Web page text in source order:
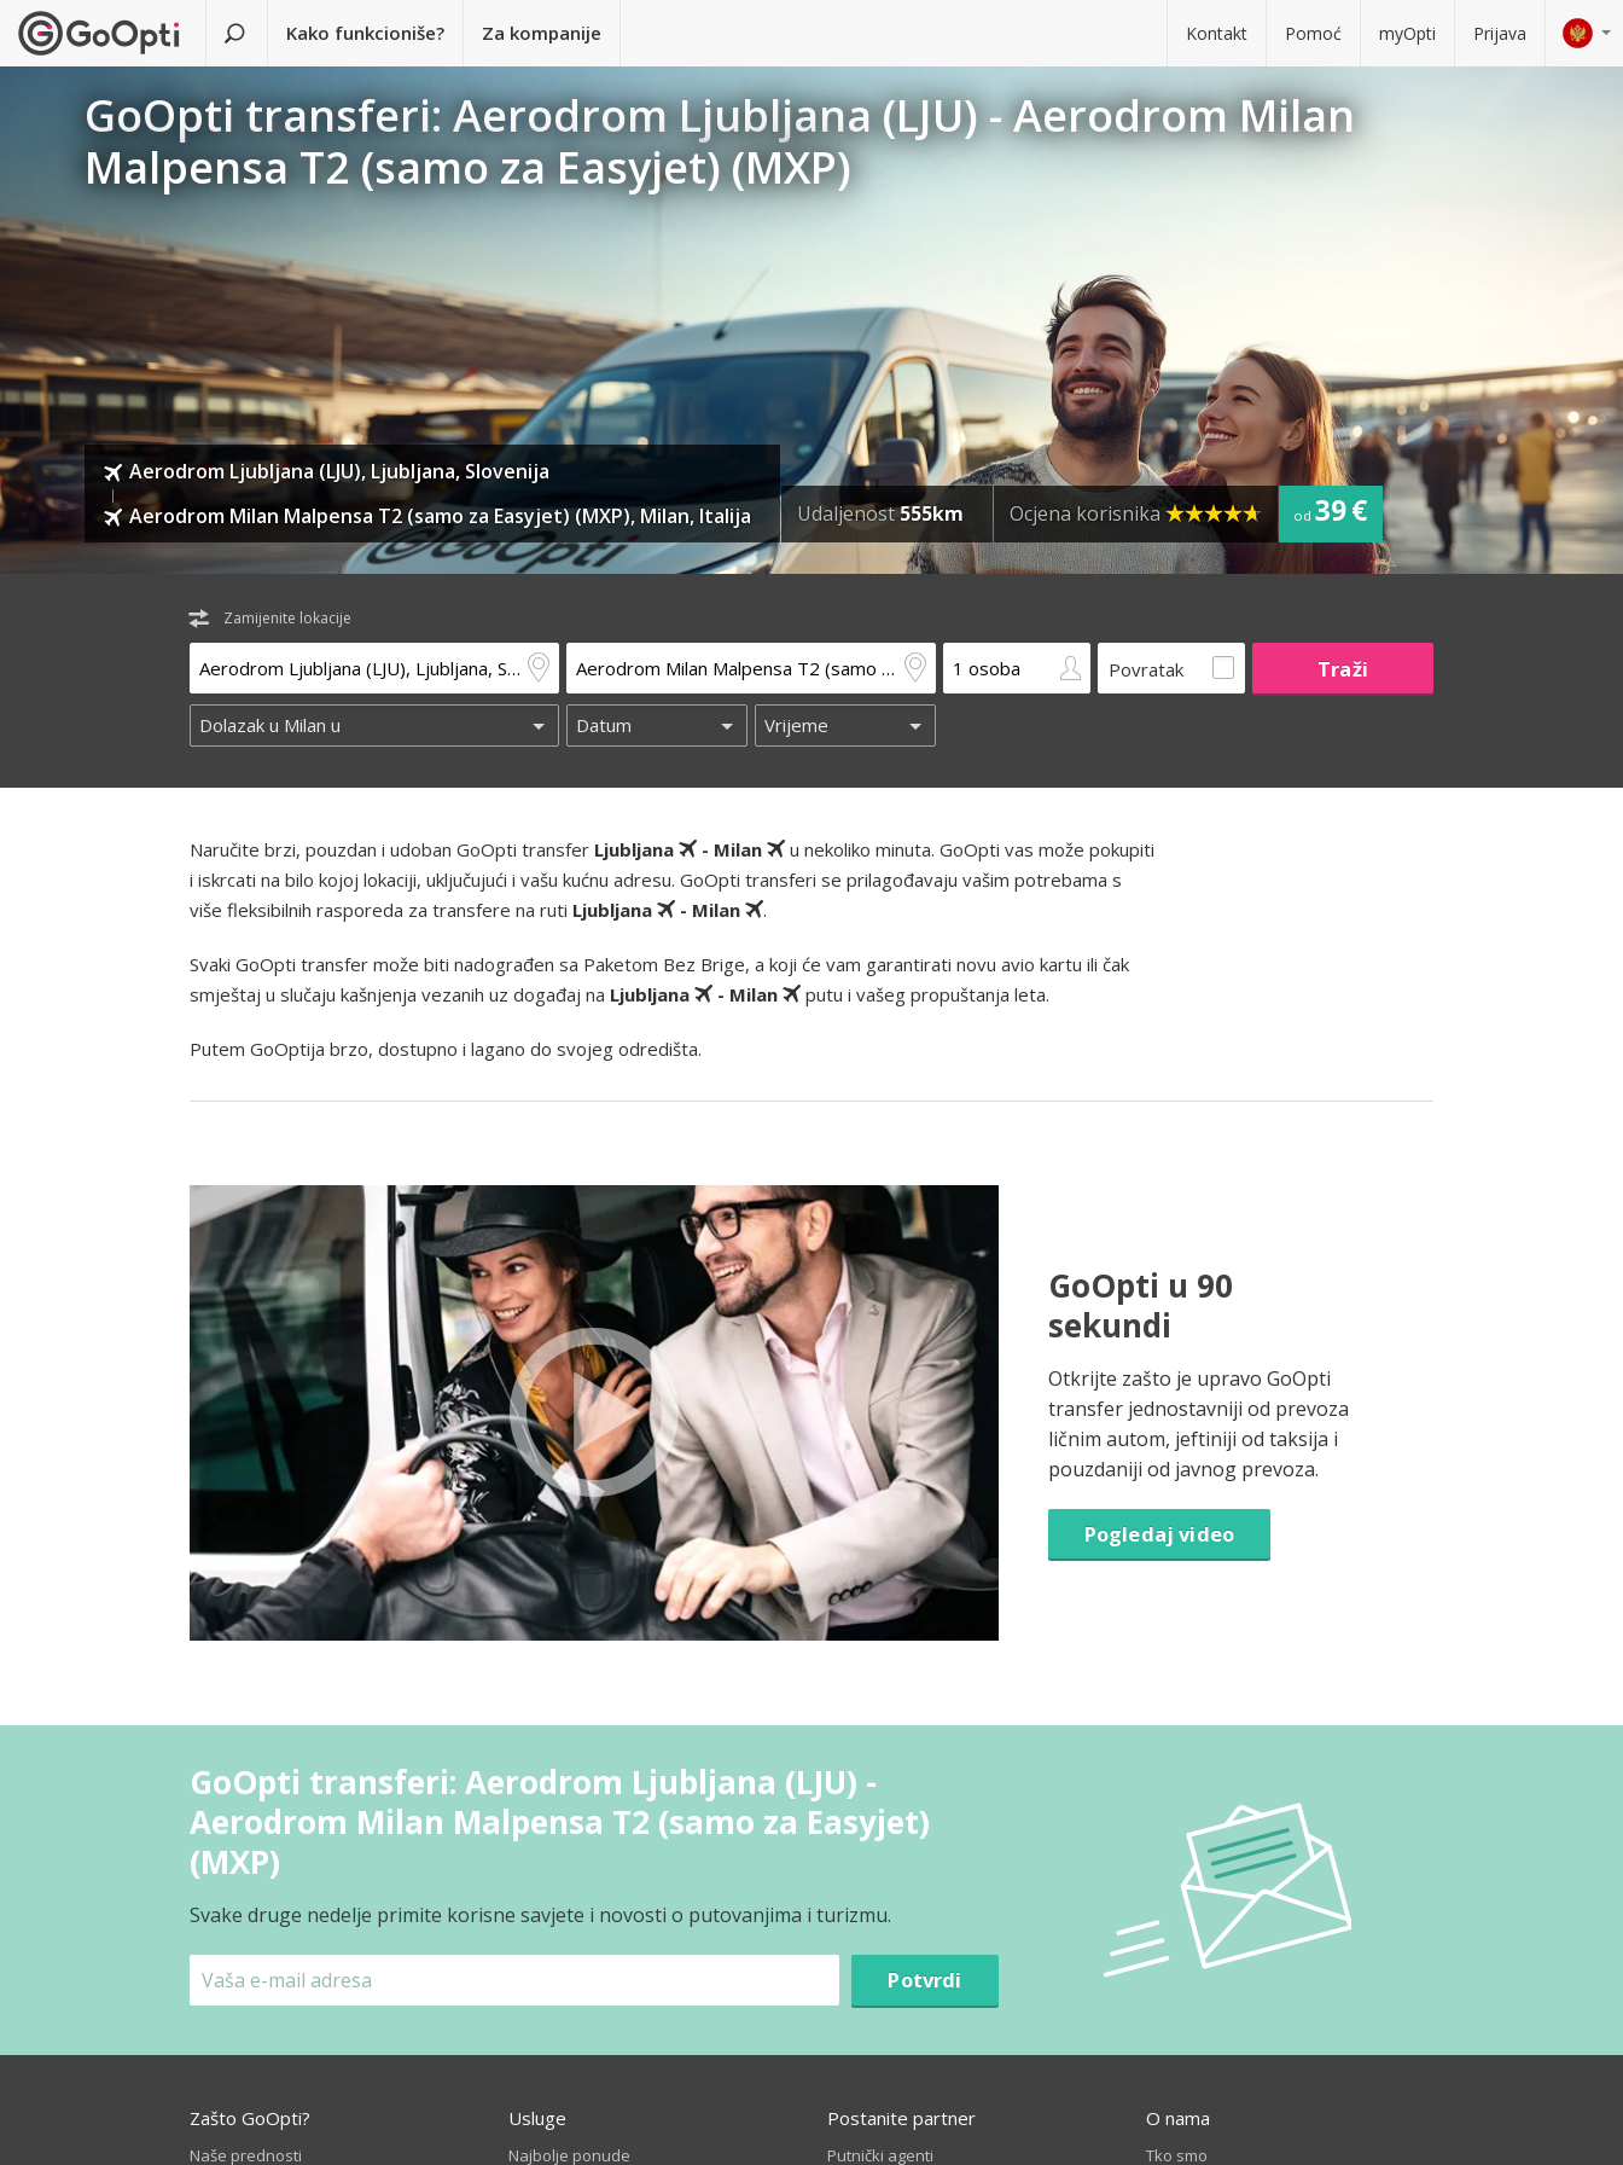
Kako funkcioniše? Za kompanije Kontakt Pomoć myOpti Prijava
GoOpti transferi: Aerodrom Ljubljana (LJU) - Aerodrom Milan
Malpensa T2 (samo za Easyjet) (MXP)
Aerodrom Ljubljana (LJU), Ljubljana, Slovenija
Aerodrom Milan Malpensa T2 (samo za Easyjet) (MXP), Milan, Italija
Udaljenost555km Ocjena korisnika od39 €
Zamijenite lokacije
Povratak
Naručite brzi, pouzdan i udoban GoOpti transfer Ljubljana - Milan
u nekoliko minuta. GoOpti vas može pokupiti
i iskrcati na bilo kojoj lokaciji, uključujući i vašu kućnu adresu. GoOpti transferi se prilagođavaju vašim potrebama s
više fleksibilnih rasporeda za transfere na ruti Ljubljana - Milan .
Svaki GoOpti transfer može biti nadograđen sa Paketom Bez Brige, a koji će vam garantirati novu avio kartu ili čak
smještaj u slučaju kašnjenja vezanih uz događaj na Ljubljana - Milan putu i vašeg propuštanja leta.
Putem GoOptija brzo, dostupno i lagano do svojeg odredišta.
GoOpti u 90
sekundi
Otkrijte zašto je upravo GoOpti
transfer jednostavniji od prevoza
ličnim autom, jeftiniji od taksija i
pouzdaniji od javnog prevoza.
Pogledaj video
GoOpti transferi: Aerodrom Ljubljana (LJU) -
Aerodrom Milan Malpensa T2 (samo za Easyjet)
(MXP)
Svake druge nedelje primite korisne savjete i novosti o putovanjima i turizmu.
Potvrdi
Zašto GoOpti?
Naše prednosti
Usluge
Najbolje ponude
Postanite partner
Putnički agenti
O nama
Tko smo